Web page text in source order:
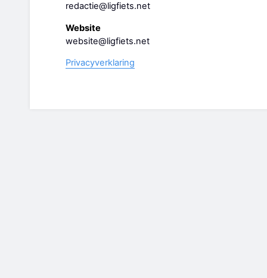
redactie@ligfiets.net
Website
website@ligfiets.net
Privacyverklaring